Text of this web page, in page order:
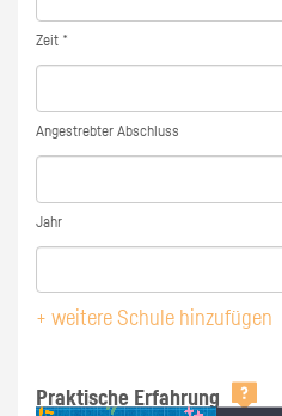
Zeit *
Angestrebter Abschluss
Jahr
+ weitere Schule hinzufügen
Praktische Erfahrung